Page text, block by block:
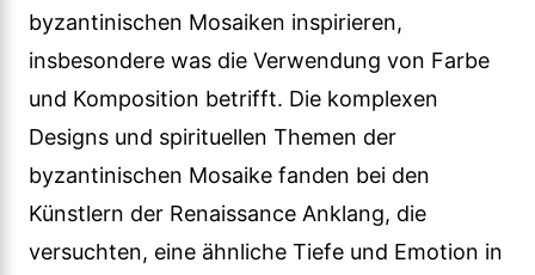
byzantinischen Mosaiken inspirieren,
insbesondere was die Verwendung von Farbe
und Komposition betrifft. Die komplexen
Designs und spirituellen Themen der
byzantinischen Mosaike fanden bei den
Künstlern der Renaissance Anklang, die
versuchten, eine ähnliche Tiefe und Emotion in